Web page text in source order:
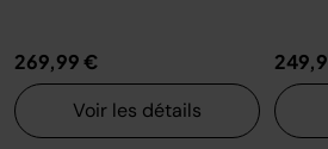
269,99 €
Voir les détails